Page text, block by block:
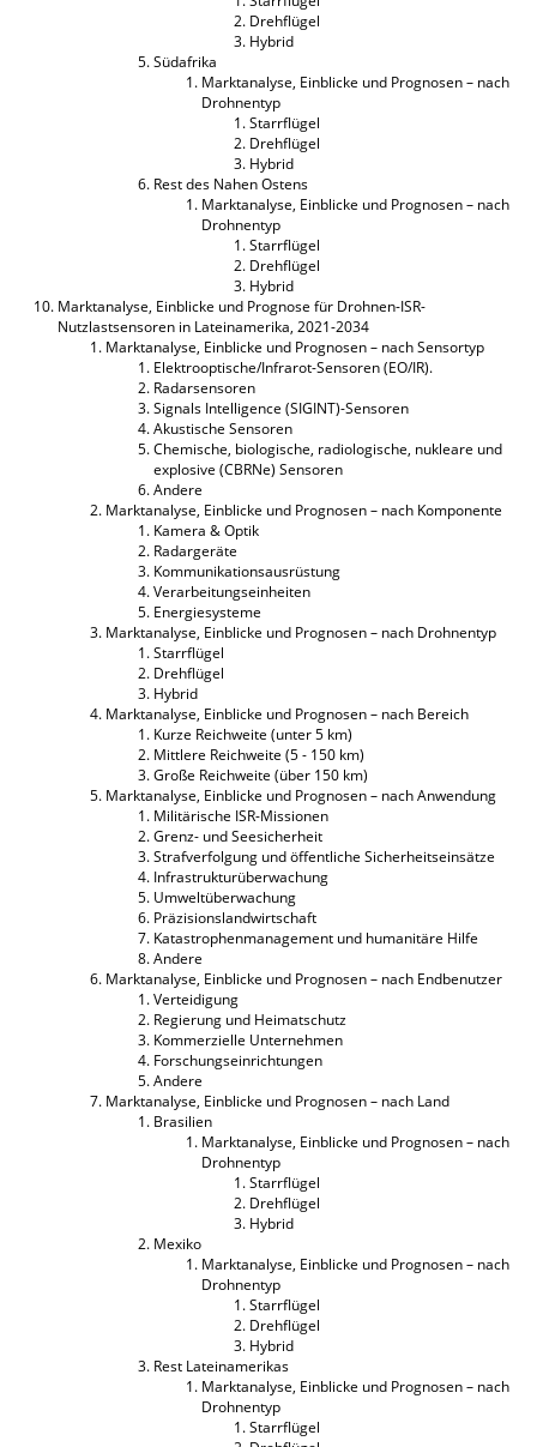
Drehflügel
Hybrid
Südafrika
Marktanalyse, Einblicke und Prognosen – nach
Drohnentyp
Starrflügel
Drehflügel
Hybrid
Rest des Nahen Ostens
Marktanalyse, Einblicke und Prognosen – nach
Drohnentyp
Starrflügel
Drehflügel
Hybrid
Marktanalyse, Einblicke und Prognose für Drohnen-ISR-
Nutzlastsensoren in Lateinamerika, 2021-2034
Marktanalyse, Einblicke und Prognosen – nach Sensortyp
Elektrooptische/Infrarot-Sensoren (EO/IR).
Radarsensoren
Signals Intelligence (SIGINT)-Sensoren
Akustische Sensoren
Chemische, biologische, radiologische, nukleare und
explosive (CBRNe) Sensoren
Andere
Marktanalyse, Einblicke und Prognosen – nach Komponente
Kamera & Optik
Radargeräte
Kommunikationsausrüstung
Verarbeitungseinheiten
Energiesysteme
Marktanalyse, Einblicke und Prognosen – nach Drohnentyp
Starrflügel
Drehflügel
Hybrid
Marktanalyse, Einblicke und Prognosen – nach Bereich
Kurze Reichweite (unter 5 km)
Mittlere Reichweite (5 - 150 km)
Große Reichweite (über 150 km)
Marktanalyse, Einblicke und Prognosen – nach Anwendung
Militärische ISR-Missionen
Grenz- und Seesicherheit
Strafverfolgung und öffentliche Sicherheitseinsätze
Infrastrukturüberwachung
Umweltüberwachung
Präzisionslandwirtschaft
Katastrophenmanagement und humanitäre Hilfe
Andere
Marktanalyse, Einblicke und Prognosen – nach Endbenutzer
Verteidigung
Regierung und Heimatschutz
Kommerzielle Unternehmen
Forschungseinrichtungen
Andere
Marktanalyse, Einblicke und Prognosen – nach Land
Brasilien
Marktanalyse, Einblicke und Prognosen – nach
Drohnentyp
Starrflügel
Drehflügel
Hybrid
Mexiko
Marktanalyse, Einblicke und Prognosen – nach
Drohnentyp
Starrflügel
Drehflügel
Hybrid
Rest Lateinamerikas
Marktanalyse, Einblicke und Prognosen – nach
Drohnentyp
Starrflügel